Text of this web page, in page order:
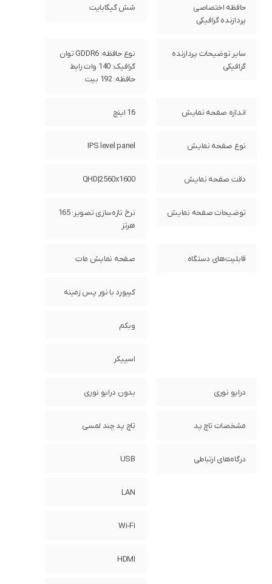
حافظه اختصاصی
پردازنده گرافیکی
شش گیگابایت
سایر توضیحات پردازنده
گرافیکی
نوع حافظه: GDDR6 توان
گرافیک: 140 وات رابط
حافظه: 192 بیت
اندازه صفحه نمایش 16 اینچ
نوع صفحه نمایش IPS level panel
دقت صفحه نمایش QHD|2560x1600
توضیحات صفحه نمایش
نرخ تازه‌سازی تصویر: 165
هرتز
قابلیت‌های دستگاه صفحه نمایش مات
کیبورد با نور پس زمینه
وبکم
اسپیکر
درایو نوری بدون درایو نوری
مشخصات تاچ پد تاچ پد چند لمسی
درگاه‌های ارتباطی USB
LAN
Wi-Fi
HDMI